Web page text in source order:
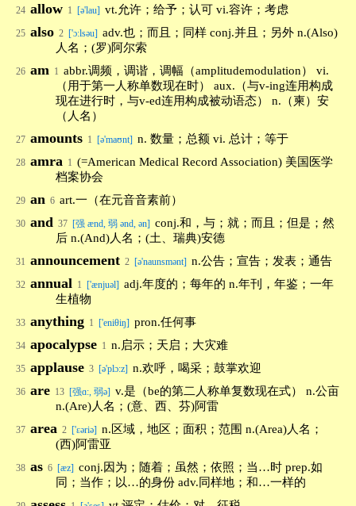
24 allow 1 [ə'lau] vt.允许；给予；认可 vi.容许；考虑
25 also 2 ['ɔ:lsəu] adv.也；而且；同样 conj.并且；另外 n.(Also)
人名；(罗)阿尔索
26 am 1 abbr.调频，调谐，调幅（amplitudemodulation） vi.
（用于第一人称单数现在时） aux.（与v-ing连用构成
现在进行时，与v-ed连用构成被动语态） n.（柬）安
（人名）
27 amounts 1 [ə'maʊnt] n. 数量；总额 vi. 总计；等于
28 amra 1 (=American Medical Record Association) 美国医学
档案协会
29 an 6 art.一（在元音音素前）
30 and 37 [强 ænd, 弱 ənd, ən] conj.和，与；就；而且；但是；然
后 n.(And)人名；(土、瑞典)安德
31 announcement 2 [ə'naunsmənt] n.公告；宣告；发表；通告
32 annual 1 ['ænjuəl] adj.年度的；每年的 n.年刊，年鉴；一年
生植物
33 anything 1 ['eniθiŋ] pron.任何事
34 apocalypse 1 n.启示；天启；大灾难
35 applause 3 [ə'plɔ:z] n.欢呼，喝采；鼓掌欢迎
36 are 13 [强ɑ:, 弱ə] v.是（be的第二人称单复数现在式） n.公亩
n.(Are)人名；(意、西、芬)阿雷
37 area 2 ['εəriə] n.区域，地区；面积；范围 n.(Area)人名；
(西)阿雷亚
38 as 6 [æz] conj.因为；随着；虽然；依照；当…时 prep.如
同；当作；以…的身份 adv.同样地；和…一样的